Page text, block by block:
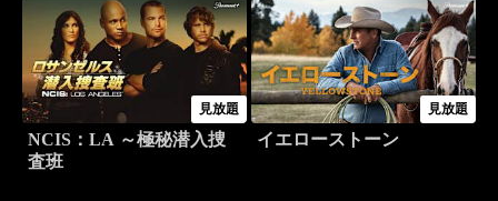
見放題
NCIS：LA ～極秘潜入捜
査班
見放題
イエローストーン